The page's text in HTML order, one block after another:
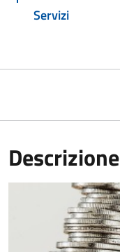
Servizi
Descrizione